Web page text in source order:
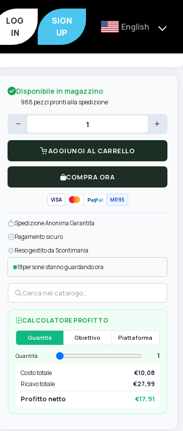
LOG
IN
SIGN
UP
English
Disponibile in magazzino
988 pezzi pronti alla spedizione
− +
AGGIUNGI AL CARRELLO
COMPRA ORA
VISA PayPal MR95
Spedizione Anonima Garantita
Pagamento sicuro
Reso gestito da Scontimania
19persone stanno guardando ora
CALCOLATORE PROFITTO
Quantità Obiettivo Piattaforma
Quantità
1
Costo totale
€10,08
Ricavo totale
€27,99
Profitto netto €17,91